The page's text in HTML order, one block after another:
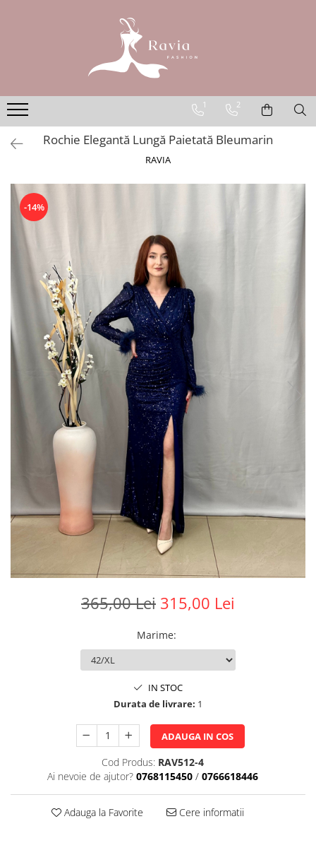
Rochii elegante lungi
Rochii elegante midi
Rochii elegante scurte
Rochii casual
Rochii de nuntă
Rochii de botez
Rochii de seară
Rochii elegante cu pene
Rochii mărimi mari
1 2
Rochie Elegantă Lungă Paietată Bleumarin
RAVIA
-14%
365,00 Lei 315,00 Lei
Marime:
IN STOC
Durata de livrare: 1
ADAUGA IN COS
Cod Produs: RAV512-4
Ai nevoie de ajutor? 0768115450 / 0766618446
Adauga la Favorite Cere informatii